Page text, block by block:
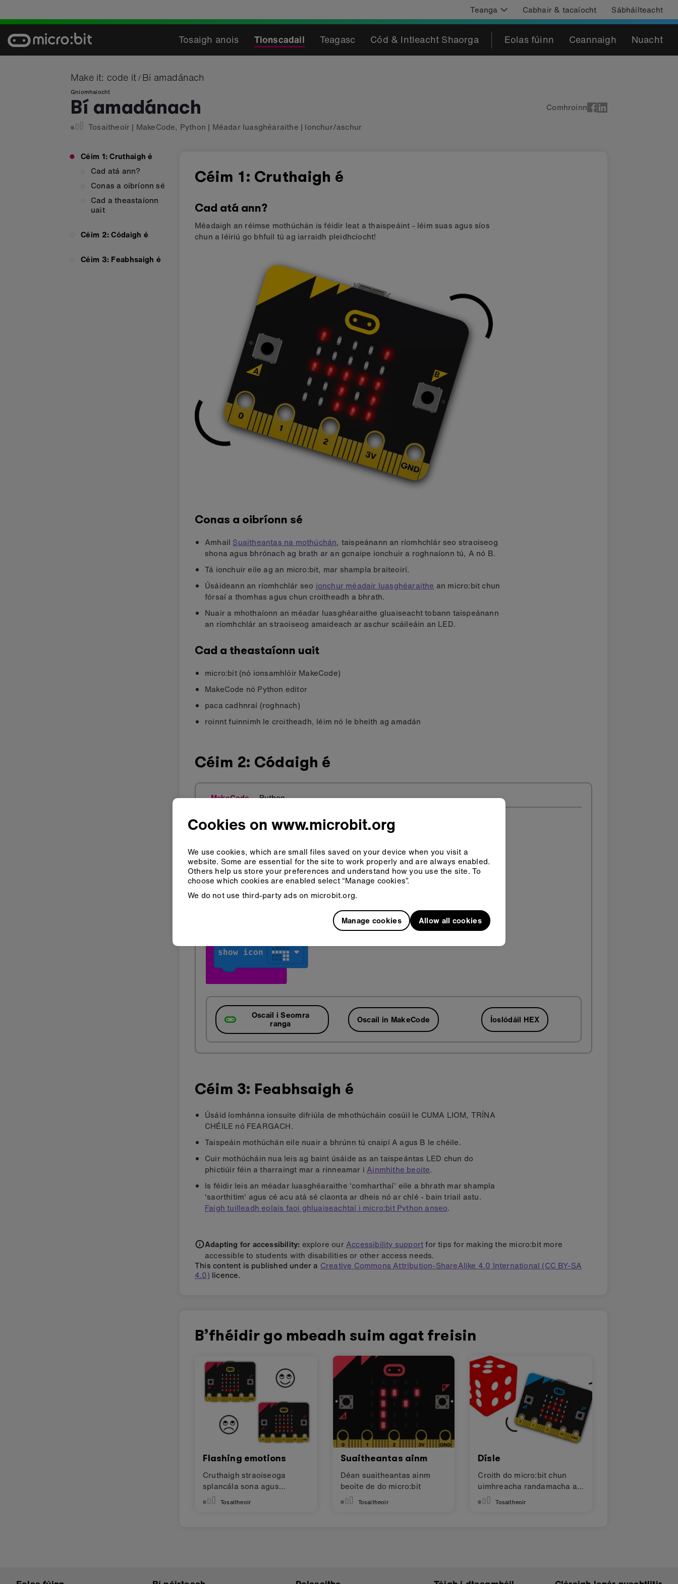
content
Teanga Cabhair & tacaíocht Sábháilteacht
Tosaigh anois Tionscadail Teagasc Cód & Intleacht Shaorga Eolas fúinn Ceannaigh Nuacht
Make it: code it / Bí amadánach
Gníomhaíocht
Bí amadánach
Comhroinn
Tosaitheoir | MakeCode, Python | Méadar luasghéaraithe | Ionchur/aschur
Céim 1: Cruthaigh é
Cad atá ann?
Conas a oibríonn sé
Cad a theastaíonn
uait
Céim 2: Códaigh é
Céim 3: Feabhsaigh é
Céim 1: Cruthaigh é
Cad atá ann?
Méadaigh an réimse mothúchán is féidir leat a thaispeáint - léim suas agus síos
chun a léiriú go bhfuil tú ag iarraidh pleidhcíocht!
Conas a oibríonn sé
Amhail Suaitheantas na mothúchán, taispeánann an ríomhchlár seo straoiseog
shona agus bhrónach ag brath ar an gcnaipe ionchuir a roghnaíonn tú, A nó B.
Tá ionchuir eile ag an micro:bit, mar shampla braiteoirí.
Úsáideann an ríomhchlár seo ionchur méadair luasghéaraithe an micro:bit chun
fórsaí a thomhas agus chun croitheadh a bhrath.
Nuair a mhothaíonn an méadar luasghéaraithe gluaiseacht tobann taispeánann
an ríomhchlár an straoiseog amaideach ar aschur scáileáin an LED.
Cad a theastaíonn uait
micro:bit (nó ionsamhlóir MakeCode)
MakeCode nó Python editor
paca cadhnraí (roghnach)
roinnt fuinnimh le croitheadh, léim nó le bheith ag amadán
Céim 2: Códaigh é
MakeCode Python
Oscail i Seomra
ranga Oscail in MakeCode Íoslódáil HEX
Céim 3: Feabhsaigh é
Úsáid íomhánna ionsuite difriúla de mhothúcháin cosúil le CUMA LIOM, TRÍNA
CHÉILE nó FEARGACH.
Taispeáin mothúchán eile nuair a bhrúnn tú cnaipí A agus B le chéile.
Cuir mothúcháin nua leis ag baint úsáide as an taispeántas LED chun do
phictiúir féin a tharraingt mar a rinneamar iAinmhithe beoite.
Is féidir leis an méadar luasghéaraithe 'comharthaí' eile a bhrath mar shampla
'saorthitim' agus cé acu atá sé claonta ar dheis nó ar chlé - bain triail astu.
Faigh tuilleadh eolais faoi ghluaiseachtaí i micro:bit Python anseo.
Adapting for accessibility: explore ourAccessibility supportfor tips for making the micro:bit more
accessible to students with disabilities or other access needs.
This content is published under a Creative Commons Attribution-ShareAlike 4.0 International (CC BY-SA
4.0) licence.
B’fhéidir go mbeadh suim agat freisin
Flashing emotions
Cruthaigh straoiseoga
splancála sona agus
brónachaTosaitheoir
Suaitheantas ainm
Déan suaitheantas ainm
beoite de do micro:bit
Tosaitheoir
Dísle
Croith do micro:bit chun
uimhreacha randamacha a
dhéanamh
Tosaitheoir
Cookies on www.microbit.org
We use cookies, which are small files saved on your device when you visit a
website. Some are essential for the site to work properly and are always enabled.
Others help us store your preferences and understand how you use the site. To
choose which cookies are enabled select “Manage cookies”.
We do not use third-party ads on microbit.org.
Manage cookies Allow all cookies